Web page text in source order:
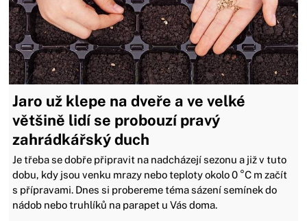
Jaro už klepe na dveře a ve velké
většině lidí se probouzí pravý
zahrádkářský duch
Je třeba se dobře připravit na nadcházejí sezonu a již v tuto
dobu, kdy jsou venku mrazy nebo teploty okolo 0 °C m začít
s přípravami. Dnes si probereme téma sázení semínek do
nádob nebo truhlíků na parapet u Vás doma.